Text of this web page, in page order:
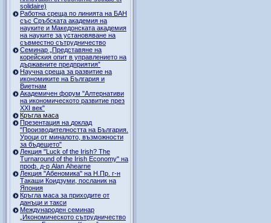
solidaire)
Работна среща по линията на БАН
със Сръбската академия на
науките и Македонската академия
на науките за установяване на
съвместно сътрудничество
Семинар „Представяне на
корейския опит в управлението на
държавните предприятия”
Научна среща за развитие на
икономиките на България и
Виетнам
Академичен форум "Алтернативи
на икономическото развитие през
XXI век"
Кръгла маса
Презентация на доклад
"Производителността на България.
Уроци от миналото, възможности
за бъдещето"
Лекция "Luck of the Irish? The
Turnaround of the Irish Economy" на
проф. д-р Alan Ahearne
Лекция "Абеномика" на Н.Пр. г-н
Такаши Коидзуми, посланик на
Япония
Кръгла маса за приходите от
данъци и такси
Международен семинар
„Икономическото сътрудничество